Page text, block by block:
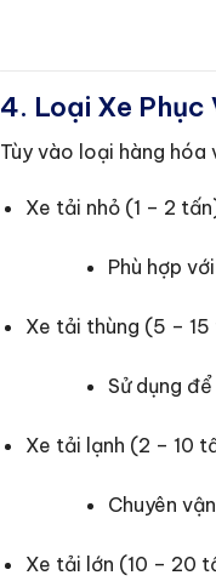
4. Loại Xe Phục
Tùy vào loại hàng hóa
Xe tải nhỏ (1 – 2
Phù hợp
Xe tải thùng (5 – 15
Sử dụng
Xe tải lạnh (2 – 10
Chuyên
Xe tải lớn (10 – 20